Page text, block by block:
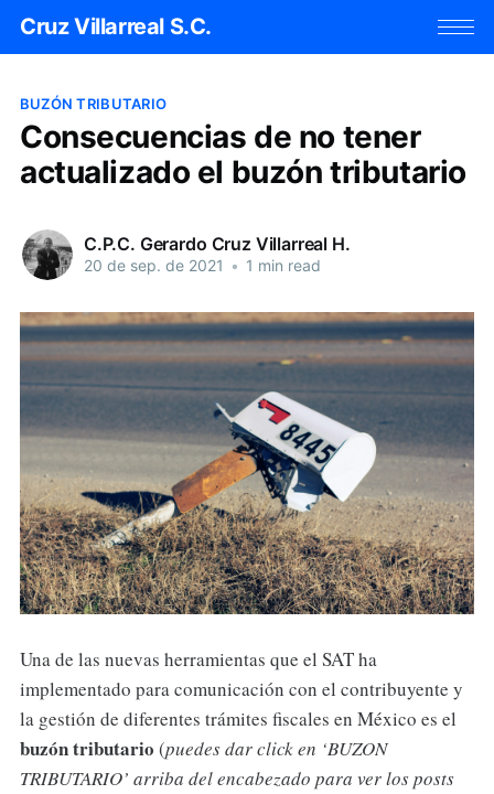
Cruz Villarreal S.C.
BUZÓN TRIBUTARIO
Consecuencias de no tener
actualizado el buzón tributario
C.P.C. Gerardo Cruz Villarreal H.
20 de sep. de 2021 • 1 min read
Una de las nuevas herramientas que el SAT ha
implementado para comunicación con el contribuyente y
la gestión de diferentes trámites fiscales en México es el
buzón tributario (puedes dar click en ‘BUZON
TRIBUTARIO’ arriba del encabezado para ver los posts